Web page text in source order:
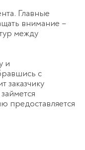
Главные
внимание –
между
и
с
заказчику
предоставляется